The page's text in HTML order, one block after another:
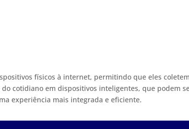
físicos à internet, permitindo que eles
cotidiano em dispositivos inteligentes, que podem
experiência mais integrada e eficiente.